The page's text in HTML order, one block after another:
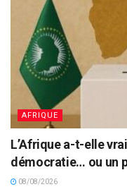
AFRIQUE
L’Afrique a-t-elle
démocratie… ou un
08/08/2026